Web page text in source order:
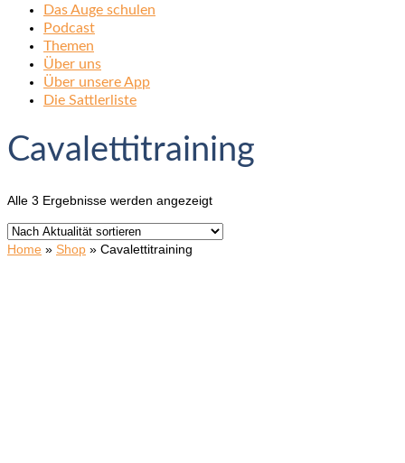
Das Auge schulen
Podcast
Themen
Über uns
Über unsere App
Die Sattlerliste
Cavalettitraining
Alle 3 Ergebnisse werden angezeigtNach
sortiert
Home » Shop » Cavalettitraining